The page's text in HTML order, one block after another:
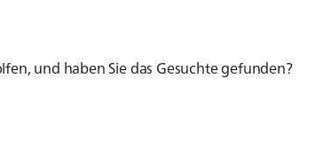
und haben Sie das Gesuchte gefunden?